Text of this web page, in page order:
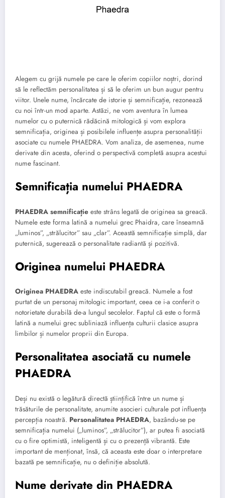
Alegem cu grijă numele pe care le oferim copiilor noștri, dorind
să le reflectăm personalitatea și să le oferim un bun augur pentru
viitor. Unele nume, încărcate de istorie și semnificație, rezonează
cu noi într-un mod aparte. Astăzi, ne vom aventura în lumea
numelor cu o puternică rădăcină mitologică și vom explora
semnificația, originea și posibilele influențe asupra personalității
asociate cu numele PHAEDRA. Vom analiza, de asemenea, nume
derivate din acesta, oferind o perspectivă completă asupra acestui
nume fascinant.
Semnificația numelui PHAEDRA
PHAEDRA semnificație este strâns legată de originea sa greacă.
Numele este forma latină a numelui grec Phaidra, care înseamnă
„luminos”, „strălucitor” sau „clar”. Această semnificație simplă, dar
puternică, sugerează o personalitate radiantă și pozitivă.
Originea numelui PHAEDRA
Originea PHAEDRA este indiscutabil greacă. Numele a fost
purtat de un personaj mitologic important, ceea ce i-a conferit o
notorietate durabilă de-a lungul secolelor. Faptul că este o formă
latină a numelui grec subliniază influența culturii clasice asupra
limbilor și numelor proprii din Europa.
Personalitatea asociată cu numele
PHAEDRA
Deși nu există o legătură directă științifică între un nume și
trăsăturile de personalitate, anumite asocieri culturale pot influența
percepția noastră. Personalitatea PHAEDRA, bazându-se pe
semnificația numelui („luminos”, „strălucitor”), ar putea fi asociată
cu o fire optimistă, inteligentă și cu o prezență vibrantă. Este
important de menționat, însă, că aceasta este doar o interpretare
bazată pe semnificație, nu o definiție absolută.
Nume derivate din PHAEDRA